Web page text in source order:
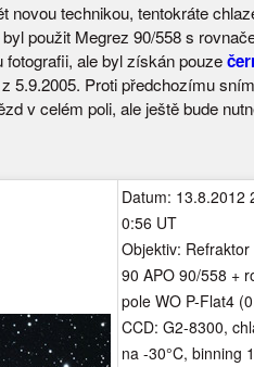
novou technikou, tentokráte
použit Megrez 90/558 s
ale byl získán pouze
5.9.2005. Proti předchozímu
v celém poli, ale ještě bude
Datum: 13.8.2012
0:56 UT
Objektiv:
90 APO 90/558 +
pole WO P-Flat4
CCD: G2-8300,
na -30°C, binning